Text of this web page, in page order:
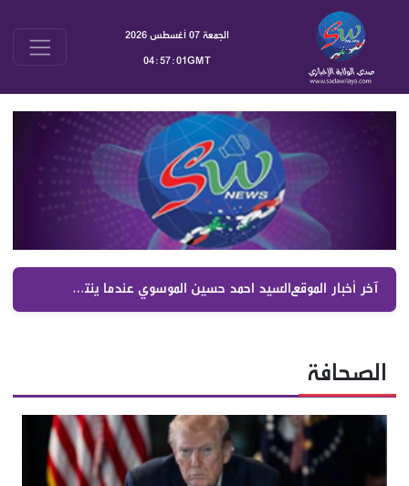
الجمعة 07 أغسطس 2026
04:57:02GMT
آخر أخبار الموقع : أسرار الصحف اللبنانية الصادرة اليوم الجمعة 7 آب 2026 | أبرز الكواليس السياسية والأمنية
الصحافة